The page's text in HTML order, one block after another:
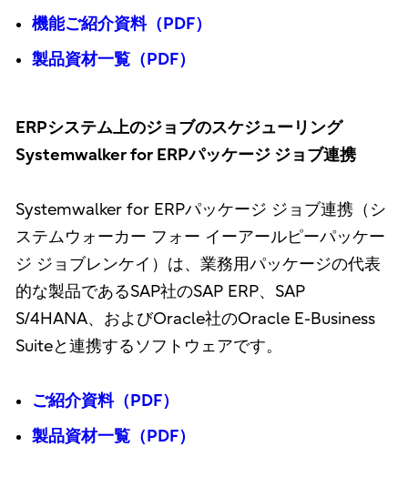
機能ご紹介資料（PDF）
製品資材一覧（PDF）
ERPシステム上のジョブのスケジューリング
Systemwalker for ERPパッケージ ジョブ連携
Systemwalker for ERPパッケージ ジョブ連携（シ
ステムウォーカー フォー イーアールピーパッケー
ジ ジョブレンケイ）は、業務用パッケージの代表
的な製品であるSAP社のSAP ERP、SAP
S/4HANA、およびOracle社のOracle E-Business
Suiteと連携するソフトウェアです。
ご紹介資料（PDF）
製品資材一覧（PDF）